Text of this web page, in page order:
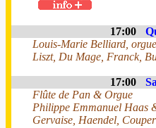
17:00
Louis-Marie Belliard,
Liszt, Du Mage, Franck,
17:00
Flûte de Pan & Orgue
Philippe Emmanuel Haas
Gervaise, Haendel,